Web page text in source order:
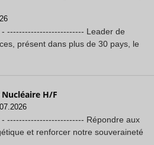
-------------------------- Leader de
présent dans plus de 30 pays, le
H/F
-------------------------- Répondre aux
et renforcer notre souveraineté